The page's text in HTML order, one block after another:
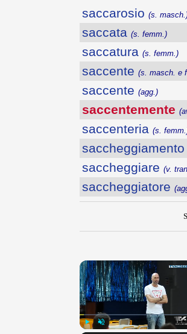
saccarosio (s.
saccata (s. femm.)
saccatura (s. femm.)
saccente (s. masch. e
saccente (agg.)
saccentemente
saccenteria (s.
saccheggiamento
saccheggiare (v.
saccheggiatore